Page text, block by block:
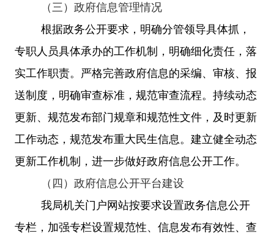
（三）政府信息管理情况
根据政务公开要求，明确分管领导具体抓，
专职人员具体承办的工作机制，明确细化责任，落
实工作职责。严格完善政府信息的采编、审核、报
送制度，明确审查标准，规范审查流程。持续动态
更新、规范发布部门规章和规范性文件，及时更新
工作动态，规范发布重大民生信息。建立健全动态
更新工作机制，进一步做好政府信息公开工作。
（四）政府信息公开平台建设
我局机关门户网站按要求设置政务信息公开
专栏，加强专栏设置规范性、信息发布有效性、查